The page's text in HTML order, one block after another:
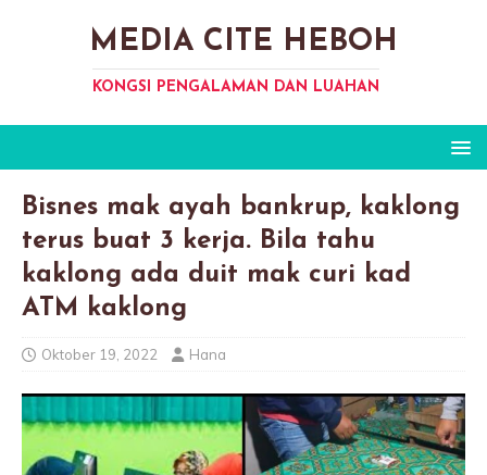
MEDIA CITE HEBOH
KONGSI PENGALAMAN DAN LUAHAN
Bisnes mak ayah bankrup, kaklong
terus buat 3 kerja. Bila tahu
kaklong ada duit mak curi kad
ATM kaklong
Oktober 19, 2022 Hana